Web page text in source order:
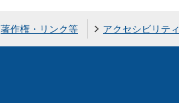
著作権・リンク等 アクセシビリティ